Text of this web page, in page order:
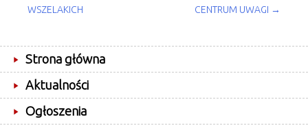
NAVIGATION
WSZELAKICH
CENTRUM UWAGI →
Strona główna
Aktualności
Ogłoszenia